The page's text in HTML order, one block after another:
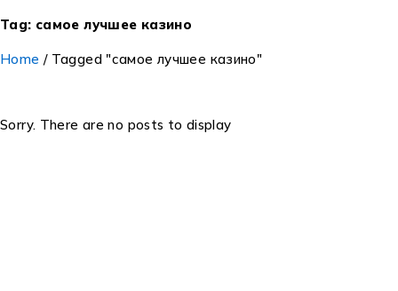
Tag: самое лучшее казино
Home / Tagged "самое лучшее казино"
Sorry. There are no posts to display